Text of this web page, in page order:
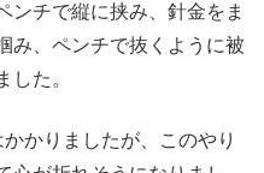
チで縦に挟み、針金をま
み、ペンチで抜くように被
した。
かりましたが、このやり